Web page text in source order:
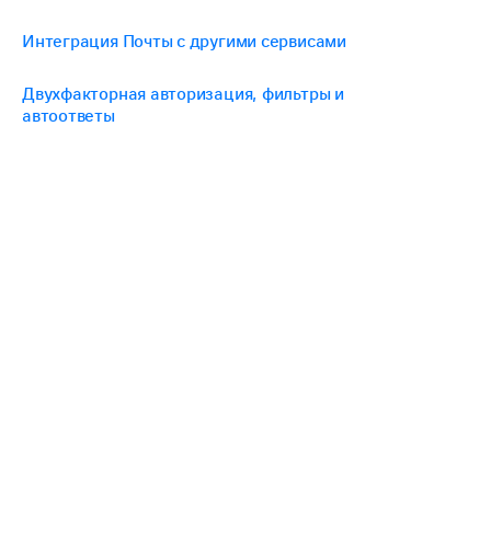
Интеграция Почты с другими сервисами
Двухфакторная авторизация, фильтры и
автоответы